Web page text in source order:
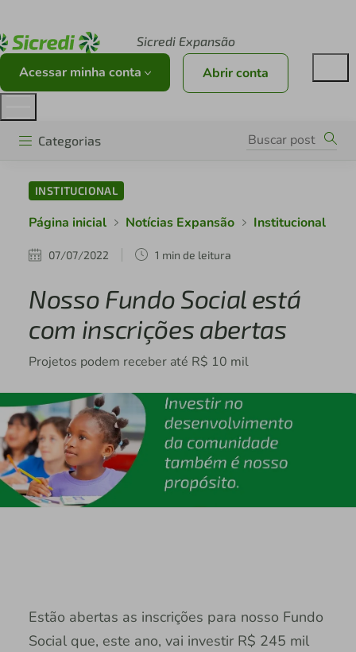
Sicredi Expansão
Acessar minha conta Abrir conta
Categorias
INSTITUCIONAL
Página inicial Notícias Expansão Institucional
07/07/2022 1 min de leitura
Nosso Fundo Social está
com inscrições abertas
Projetos podem receber até R$ 10 mil
Estão abertas as inscrições para nosso Fundo
Social que, este ano, vai investir R$ 245 mil